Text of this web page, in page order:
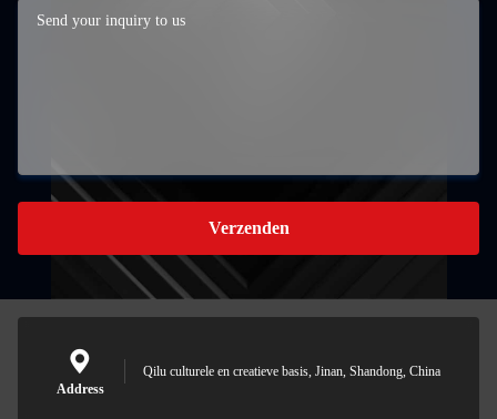
Verzenden
Address
Qilu culturele en creatieve basis, Jinan, Shandong, China